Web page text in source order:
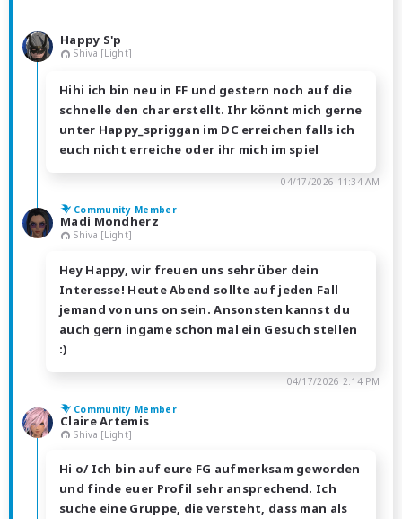
Happy S'p
Shiva [Light]
Hihi ich bin neu in FF und gestern noch auf die
schnelle den char erstellt. Ihr könnt mich gerne
unter Happy_spriggan im DC erreichen falls ich
euch nicht erreiche oder ihr mich im spiel
04/17/2026 11:34 AM
Community Member
Madi Mondherz
Shiva [Light]
Hey Happy, wir freuen uns sehr über dein
Interesse! Heute Abend sollte auf jeden Fall
jemand von uns on sein. Ansonsten kannst du
auch gern ingame schon mal ein Gesuch stellen
:)
04/17/2026 2:14 PM
Community Member
Claire Artemis
Shiva [Light]
Hi o/ Ich bin auf eure FG aufmerksam geworden
und finde euer Profil sehr ansprechend. Ich
suche eine Gruppe, die versteht, dass man als